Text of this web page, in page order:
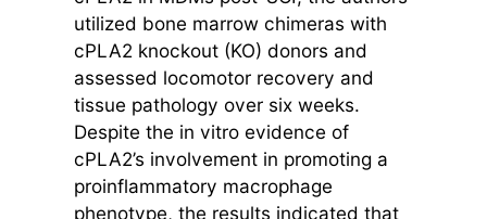
utilized bone marrow chimeras with
cPLA2 knockout (KO) donors and
assessed locomotor recovery and
tissue pathology over six weeks.
Despite the in vitro evidence of
cPLA2’s involvement in promoting a
proinflammatory macrophage
phenotype, the results indicated that